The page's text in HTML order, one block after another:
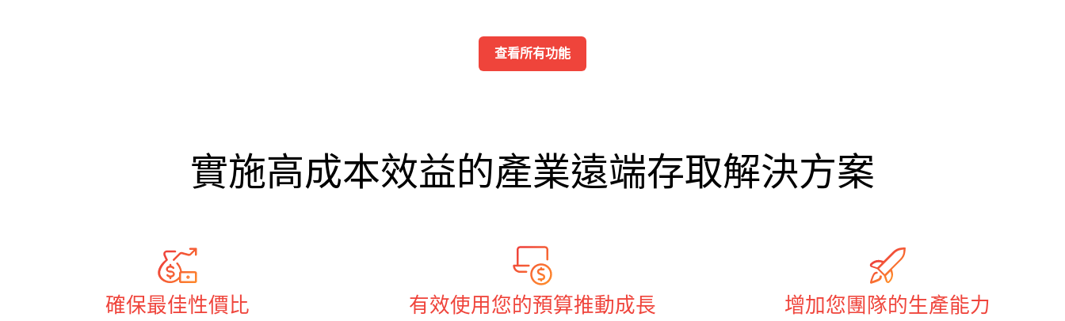
查看所有功能
實施高成本效益的產業遠端存取解決方案
確保最佳性價比 有效使用您的預算推動成長 增加您團隊的生產能力